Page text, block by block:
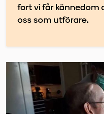
fort vi får kännedom
oss som utförare.